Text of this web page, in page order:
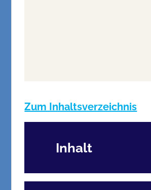
Zum Inhaltsverzeichnis
Inhalt